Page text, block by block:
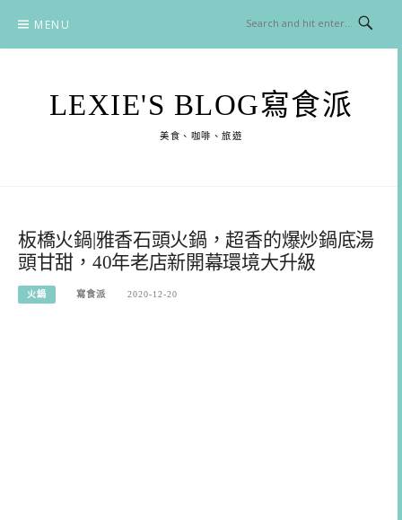
content
MENU
LEXIE'S BLOG寫食派
美食、咖啡、旅遊
板橋火鍋|雅香石頭火鍋，超香的爆炒鍋底湯
頭甘甜，40年老店新開幕環境大升級
火鍋 寫食派 2020-12-20